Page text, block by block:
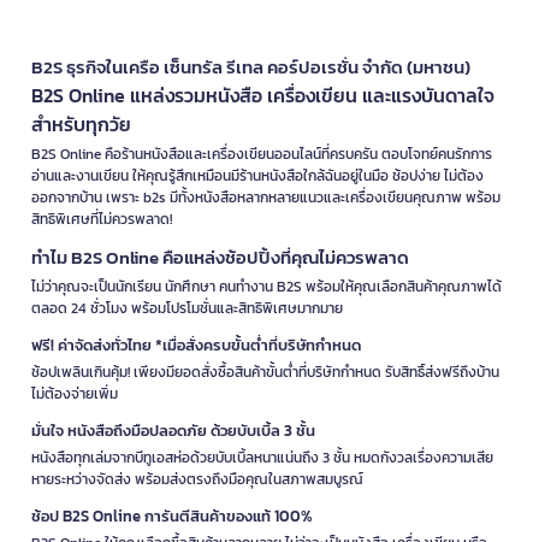
B2S ธุรกิจในเครือ เซ็นทรัล รีเทล คอร์ปอเรชั่น จำกัด (มหาชน)
B2S Online แหล่งรวมหนังสือ เครื่องเขียน และแรงบันดาลใจ
สำหรับทุกวัย
B2S Online คือร้านหนังสือและเครื่องเขียนออนไลน์ที่ครบครัน ตอบโจทย์คนรักการ
อ่านและงานเขียน ให้คุณรู้สึกเหมือนมีร้านหนังสือใกล้ฉันอยู่ในมือ ช้อปง่าย ไม่ต้อง
ออกจากบ้าน เพราะ b2s มีทั้งหนังสือหลากหลายแนวและเครื่องเขียนคุณภาพ พร้อม
สิทธิพิเศษที่ไม่ควรพลาด!
ทำไม B2S Online คือแหล่งช้อปปิ้งที่คุณไม่ควรพลาด
ไม่ว่าคุณจะเป็นนักเรียน นักศึกษา คนทำงาน B2S พร้อมให้คุณเลือกสินค้าคุณภาพได้
ตลอด 24 ชั่วโมง พร้อมโปรโมชั่นและสิทธิพิเศษมากมาย
ฟรี! ค่าจัดส่งทั่วไทย *เมื่อสั่งครบขั้นต่ำที่บริษัทกำหนด
ช้อปเพลินเกินคุ้ม! เพียงมียอดสั่งซื้อสินค้าขั้นต่ำที่บริษัทกำหนด รับสิทธิ์ส่งฟรีถึงบ้าน
ไม่ต้องจ่ายเพิ่ม
มั่นใจ หนังสือถึงมือปลอดภัย ด้วยบับเบิ้ล 3 ชั้น
หนังสือทุกเล่มจากบีทูเอสห่อด้วยบับเบิ้ลหนาแน่นถึง 3 ชั้น หมดกังวลเรื่องความเสีย
หายระหว่างจัดส่ง พร้อมส่งตรงถึงมือคุณในสภาพสมบูรณ์
ช้อป B2S Online การันตีสินค้าของแท้ 100%